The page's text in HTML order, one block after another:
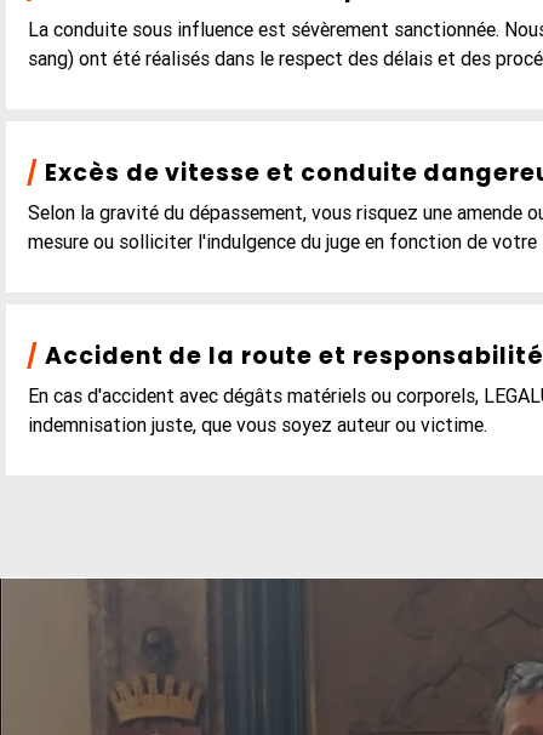
La conduite sous influence est sévèrement sanctionnée.
sang) ont été réalisés dans le respect des délais et des
/ Excès de vitesse et conduite
Selon la gravité du dépassement, vous risquez une
mesure ou solliciter l'indulgence du juge en fonction de
/ Accident de la route et
En cas d'accident avec dégâts matériels ou corporels,
indemnisation juste, que vous soyez auteur ou victime.